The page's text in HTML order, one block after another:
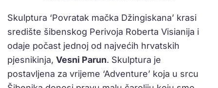
Skulptura ‘Povratak mačka Džingiskana’ krasi
središte šibenskog Perivoja Roberta Visianija i
odaje počast jednoj od najvećih hrvatskih
pjesnikinja, Vesni Parun. Skulptura je
postavljena za vrijeme ‘Adventure’ koja u srcu